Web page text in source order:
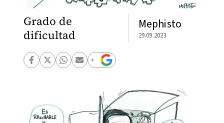
Grado de
dificultad
Mephisto
29.09.2023